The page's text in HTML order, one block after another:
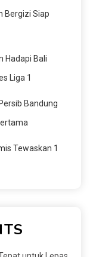
Bergizi Siap
Hadapi Bali
Liga 1
Bandung
Tewaskan 1